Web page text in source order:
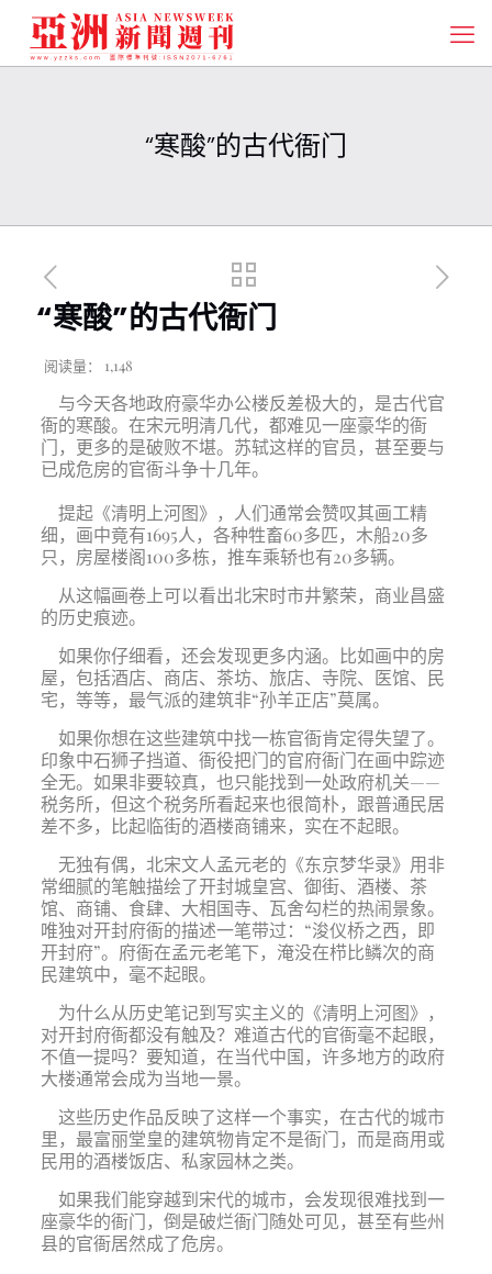
“寒酸”的古代衙门
“寒酸”的古代衙门
阅读量： 1,148
与今天各地政府豪华办公楼反差极大的，是古代官
衙的寒酸。在宋元明清几代，都难见一座豪华的衙
门，更多的是破败不堪。苏轼这样的官员，甚至要与
已成危房的官衙斗争十几年。
提起《清明上河图》，人们通常会赞叹其画工精
细，画中竟有1695人，各种牲畜60多匹，木船20多
只，房屋楼阁100多栋，推车乘轿也有20多辆。
从这幅画卷上可以看出北宋时市井繁荣，商业昌盛
的历史痕迹。
如果你仔细看，还会发现更多内涵。比如画中的房
屋，包括酒店、商店、茶坊、旅店、寺院、医馆、民
宅，等等，最气派的建筑非“孙羊正店”莫属。
如果你想在这些建筑中找一栋官衙肯定得失望了。
印象中石狮子挡道、衙役把门的官府衙门在画中踪迹
全无。如果非要较真，也只能找到一处政府机关——
税务所，但这个税务所看起来也很简朴，跟普通民居
差不多，比起临街的酒楼商铺来，实在不起眼。
无独有偶，北宋文人孟元老的《东京梦华录》用非
常细腻的笔触描绘了开封城皇宫、御街、酒楼、茶
馆、商铺、食肆、大相国寺、瓦舍勾栏的热闹景象。
唯独对开封府衙的描述一笔带过：“浚仪桥之西，即
开封府”。府衙在孟元老笔下，淹没在栉比鳞次的商
民建筑中，毫不起眼。
为什么从历史笔记到写实主义的《清明上河图》，
对开封府衙都没有触及？难道古代的官衙毫不起眼，
不值一提吗？要知道，在当代中国，许多地方的政府
大楼通常会成为当地一景。
这些历史作品反映了这样一个事实，在古代的城市
里，最富丽堂皇的建筑物肯定不是衙门，而是商用或
民用的酒楼饭店、私家园林之类。
如果我们能穿越到宋代的城市，会发现很难找到一
座豪华的衙门，倒是破烂衙门随处可见，甚至有些州
县的官衙居然成了危房。